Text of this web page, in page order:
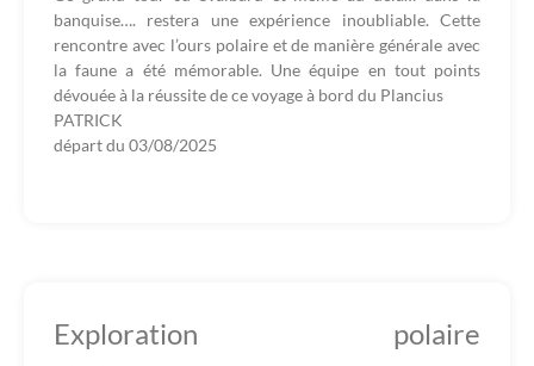
banquise…. restera une expérience inoubliable. Cette
rencontre avec l’ours polaire et de manière générale avec
la faune a été mémorable. Une équipe en tout points
dévouée à la réussite de ce voyage à bord du Plancius
PATRICK
départ du 03/08/2025
Exploration polaire